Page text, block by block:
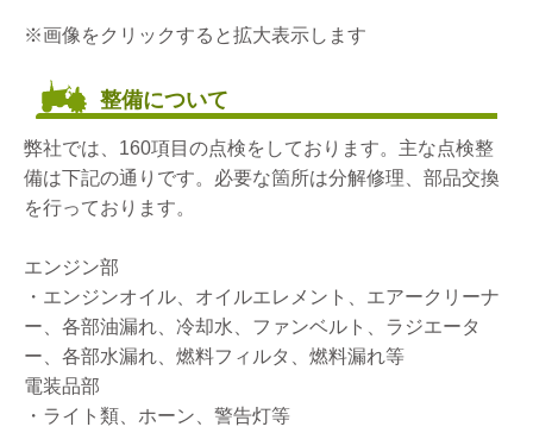
※画像をクリックすると拡大表示します
整備について
弊社では、160項目の点検をしております。主な点検整
備は下記の通りです。必要な箇所は分解修理、部品交換
を行っております。
エンジン部
・エンジンオイル、オイルエレメント、エアークリーナ
ー、各部油漏れ、冷却水、ファンベルト、ラジエータ
ー、各部水漏れ、燃料フィルタ、燃料漏れ等
電装品部
・ライト類、ホーン、警告灯等